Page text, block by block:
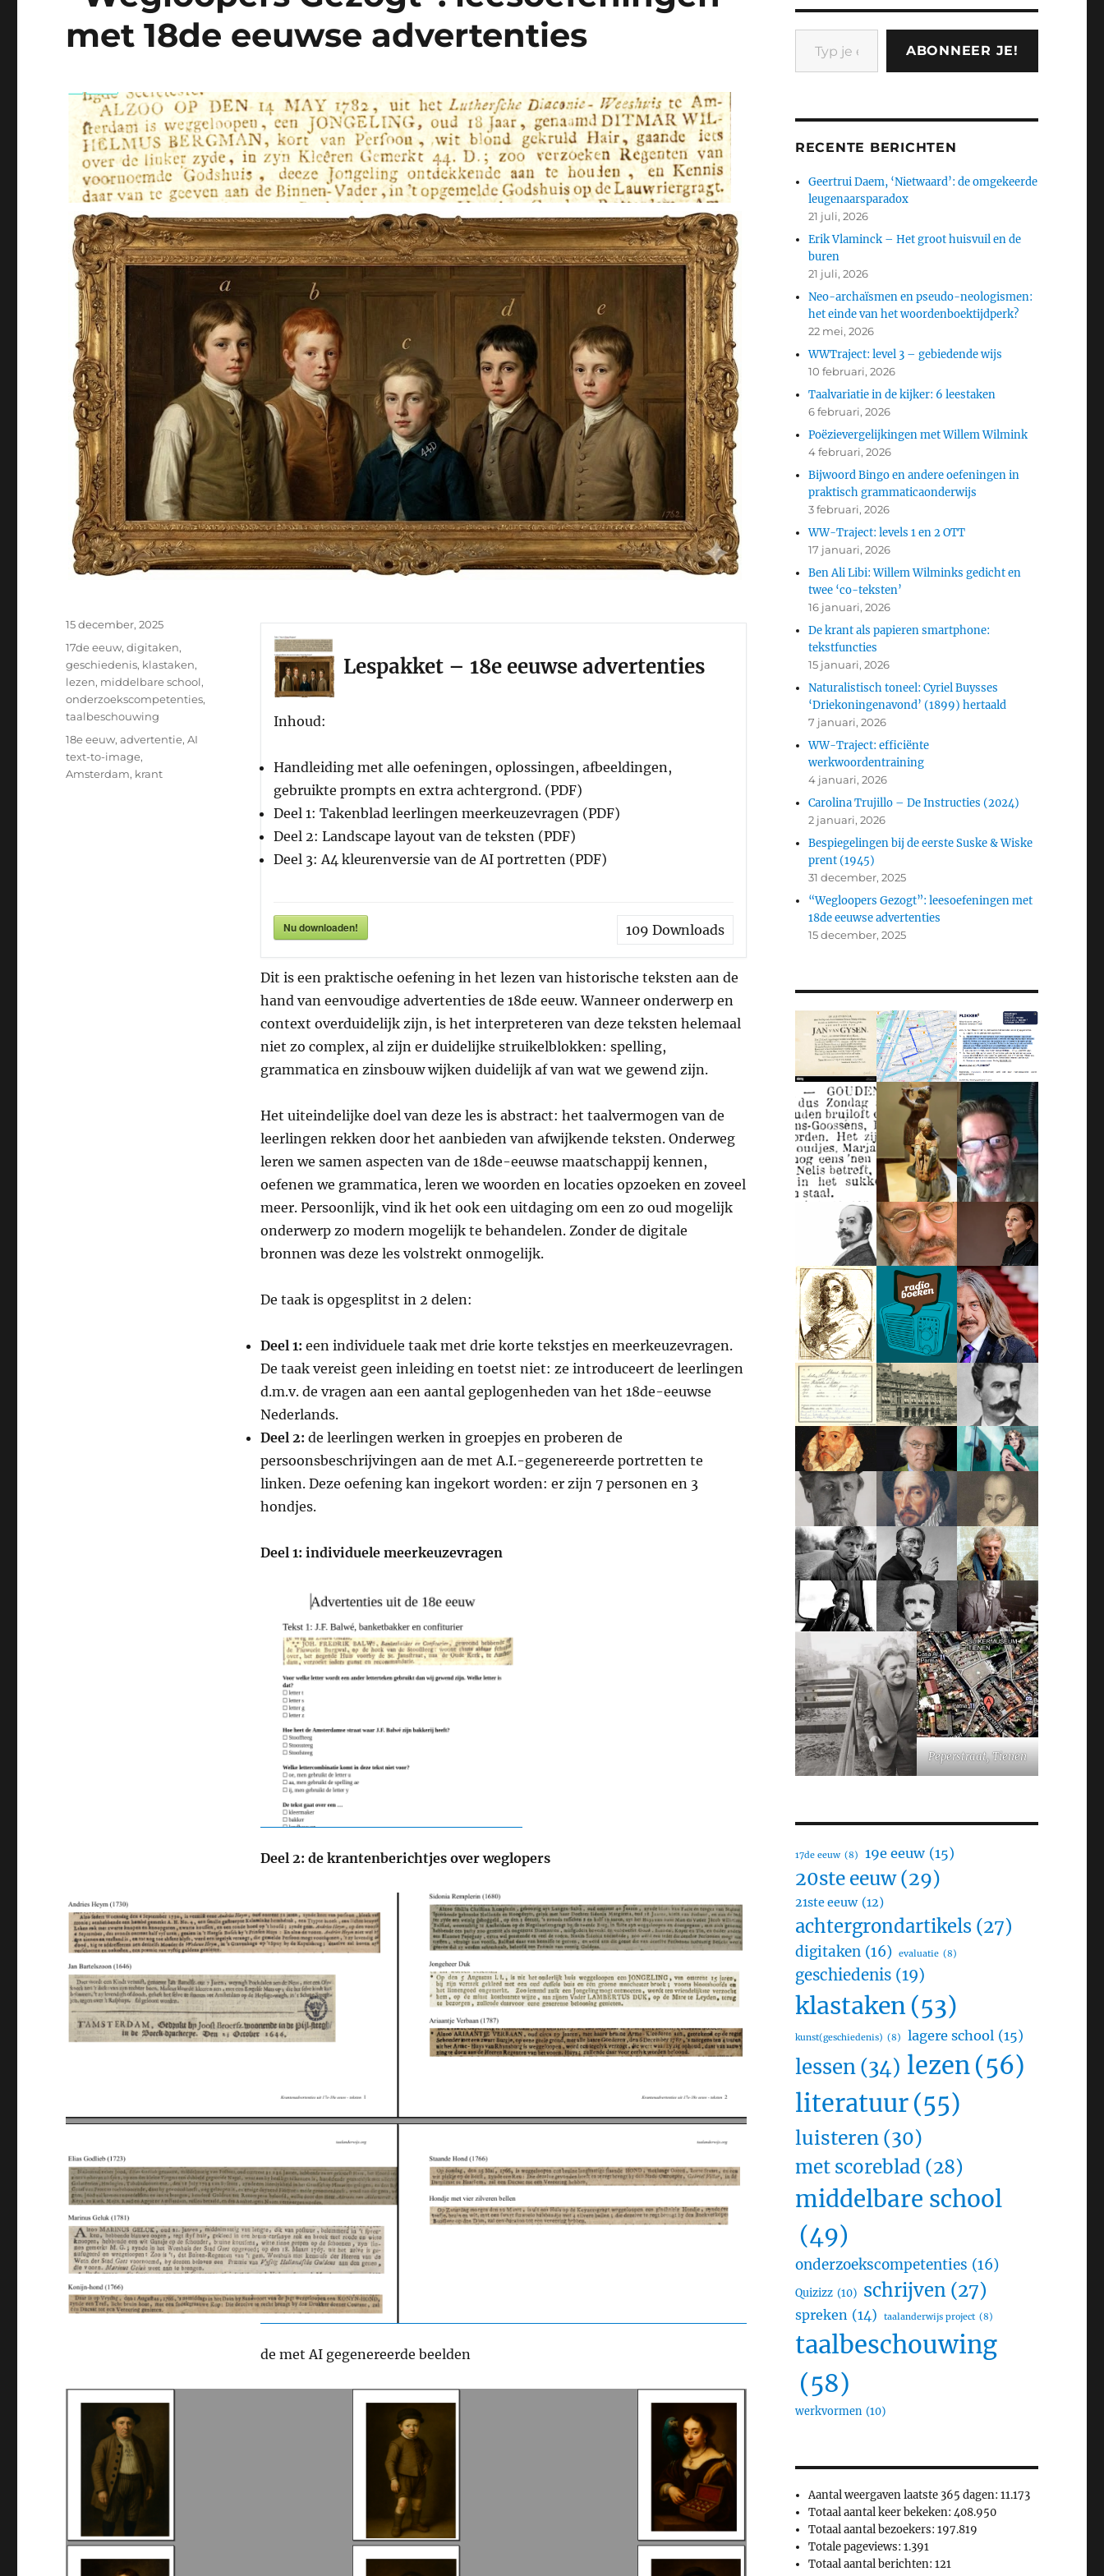
met 18de eeuwse advertenties
Lespakket – 18e eeuwse advertenties
Inhoud:
Handleiding met alle oefeningen, oplossingen, afbeeldingen,
gebruikte prompts en extra achtergrond. (PDF)
Deel 1: Takenblad leerlingen meerkeuzevragen (PDF)
Deel 2: Landscape layout van de teksten (PDF)
Deel 3: A4 kleurenversie van de AI portretten (PDF)
Nu downloaden! 109 Downloads
Dit is een praktische oefening in het lezen van historische teksten aan de
hand van eenvoudige advertenties de 18de eeuw. Wanneer onderwerp en
context overduidelijk zijn, is het interpreteren van deze teksten helemaal
niet zo complex, al zijn er duidelijke struikelblokken: spelling,
grammatica en zinsbouw wijken duidelijk af van wat we gewend zijn.
Het uiteindelijke doel van deze les is abstract: het taalvermogen van de
leerlingen rekken door het aanbieden van afwijkende teksten. Onderweg
leren we samen aspecten van de 18de-eeuwse maatschappij kennen,
oefenen we grammatica, leren we woorden en locaties opzoeken en zoveel
meer. Persoonlijk, vind ik het ook een uitdaging om een zo oud mogelijk
onderwerp zo modern mogelijk te behandelen. Zonder de digitale
bronnen was deze les volstrekt onmogelijk.
De taak is opgesplitst in 2 delen:
Deel 1: een individuele taak met drie korte tekstjes en meerkeuzevragen.
De taak vereist geen inleiding en toetst niet: ze introduceert de leerlingen
d.m.v. de vragen aan een aantal geplogenheden van het 18de-eeuwse
Nederlands.
Deel 2: de leerlingen werken in groepjes en proberen de
persoonsbeschrijvingen aan de met A.I.-gegenereerde portretten te
linken. Deze oefening kan ingekort worden: er zijn 7 personen en 3
hondjes.
Deel 1: individuele meerkeuzevragen
Deel 2: de krantenberichtjes over weglopers
de met AI gegenereerde beelden
Geplaatst
15 december, 2025
Categorieën
17de eeuw,digitaken,
geschiedenis, klastaken,
lezen, middelbare school,
onderzoekscompetenties,
taalbeschouwing
Tags
18e eeuw,advertentie,AI
text-to-image,
Amsterdam, krant
Typ je e-mail...
ABONNEER JE!
RECENTE BERICHTEN
Geertrui Daem, ‘Nietwaard’: de omgekeerde
leugenaarsparadox
21 juli, 2026
Erik Vlaminck – Het groot huisvuil en de
buren
21 juli, 2026
Neo-archaïsmen en pseudo-neologismen:
het einde van het woordenboektijdperk?
22 mei, 2026
WWTraject: level 3 – gebiedende wijs
10 februari, 2026
Taalvariatie in de kijker: 6 leestaken
6 februari, 2026
Poëzievergelijkingen met Willem Wilmink
4 februari, 2026
Bijwoord Bingo en andere oefeningen in
praktisch grammaticaonderwijs
3 februari, 2026
WW-Traject: levels 1 en 2 OTT
17 januari, 2026
Ben Ali Libi: Willem Wilminks gedicht en
twee ‘co-teksten’
16 januari, 2026
De krant als papieren smartphone:
tekstfuncties
15 januari, 2026
Naturalistisch toneel: Cyriel Buysses
‘Driekoningenavond’ (1899) hertaald
7 januari, 2026
WW-Traject: efficiënte
werkwoordentraining
4 januari, 2026
Carolina Trujillo – De Instructies (2024)
2 januari, 2026
Bespiegelingen bij de eerste Suske & Wiske
prent (1945)
31 december, 2025
“Wegloopers Gezogt”: leesoefeningen met
18de eeuwse advertenties
15 december, 2025
Peperstraat, Tienen
17de eeuw (8) 19e eeuw (15)
20ste eeuw (29)
21ste eeuw (12)
achtergrondartikels (27)
digitaken (16) evaluatie (8)
geschiedenis (19)
klastaken(53)
kunst(geschiedenis) (8) lagere school (15)
lessen(34) lezen(56)
literatuur(55)
luisteren (30)
met scoreblad (28)
middelbare school
(49)
onderzoekscompetenties (16)
Quizizz (10) schrijven (27)
spreken (14) taalanderwijs project (8)
taalbeschouwing
(58)
werkvormen (10)
Aantal weergaven laatste 365 dagen:11.173
Totaal aantal keer bekeken:408.950
Totaal aantal bezoekers:197.819
Totale pageviews:1.391
Totaal aantal berichten:121